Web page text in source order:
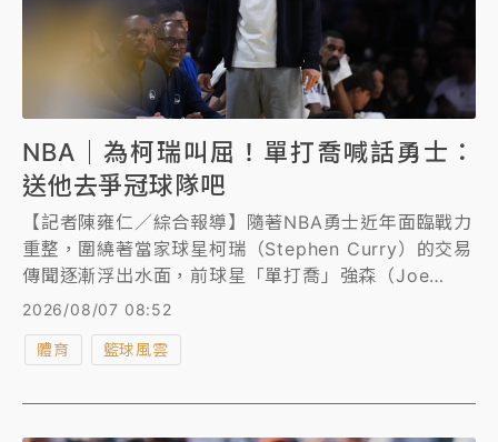
NBA｜為柯瑞叫屈！單打喬喊話勇士：
送他去爭冠球隊吧
【記者陳雍仁／綜合報導】隨著NBA勇士近年面臨戰力
重整，圍繞著當家球星柯瑞（Stephen Curry）的交易
傳聞逐漸浮出水面，前球星「單打喬」強森（Joe
Johnson）近日在節目中談及勇士現狀，開門見山為柯
其他能爭冠的球隊發揮。
2026/08/07 08:52
體育 籃球風雲